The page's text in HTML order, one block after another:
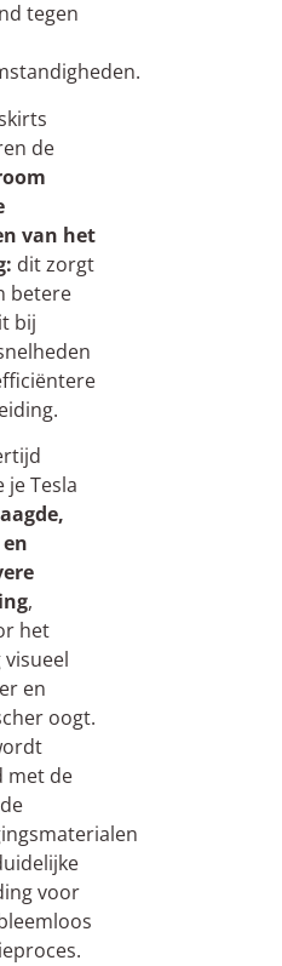
tegen
de
van het
dit zorgt
betere
bij
je Tesla
,
het
en
oogt.
met de
voor